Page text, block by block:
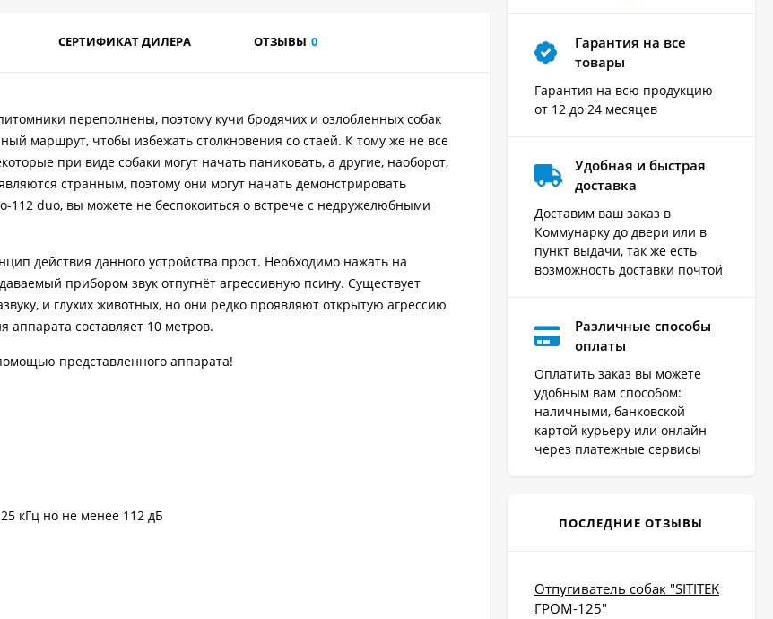
СЕРТИФИКАТ ДИЛЕРА ОТЗЫВЫ 0
переполнены, поэтому кучи бродячих и озлобленных собак
маршрут, чтобы избежать столкновения со стаей. К тому же не все
при виде собаки могут начать паниковать, а другие, наоборот,
странным, поэтому они могут начать демонстрировать
112 duo, вы можете не беспокоиться о встрече с недружелюбными
действия данного устройства прост. Необходимо нажать на
прибором звук отпугнёт агрессивную псину. Существует
и глухих животных, но они редко проявляют открытую агрессию
аппарата составляет 10 метров.
представленного аппарата!
кГц но не менее 112 дБ
Гарантия на все
товары
Гарантия на всю продукцию
от 12 до 24 месяцев
Удобная и быстрая
доставка
Доставим ваш заказ в
Коммунарку до двери или в
пункт выдачи, так же есть
возможность доставки почтой
Различные способы
оплаты
Оплатить заказ вы можете
удобным вам способом:
наличными, банковской
картой курьеру или онлайн
через платежные сервисы
ПОСЛЕДНИЕ ОТЗЫВЫ
Отпугиватель собак "SITITEK
ГРОМ-125"